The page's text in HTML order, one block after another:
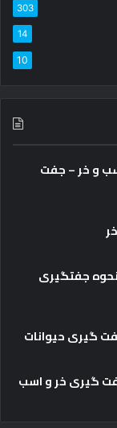
303
14
10
و خر – جفت
جفتگیری
گیری حیوانات
گیری خر و اسب